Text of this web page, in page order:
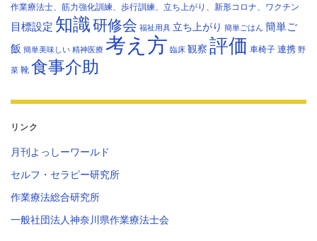
作業療法士、筋力強化訓練、歩行訓練、立ち上がり、新形コロナ、ワクチン
目標設定 知識研修会 福祉用具 立ち上がり 簡単ごはん 簡単ご
飯 簡単美味しい 精神医療 考え方 臨床 観察 評価 車椅子 連携 野
菜 靴 食事介助
リンク
月刊よっしーワールド
セルフ・セラピー研究所
作業療法総合研究所
一般社団法人神奈川県作業療法士会